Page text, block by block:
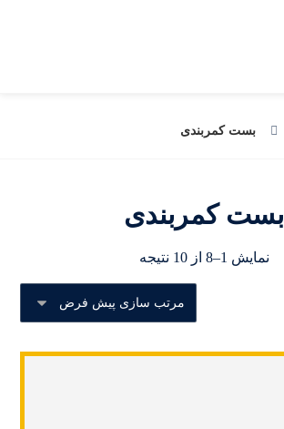
بست کمربندی
بست کمربندی
نمایش 1–8 از 10 نتیجه